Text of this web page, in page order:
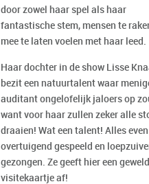
door zowel haar spel als haar
fantastische stem, mensen te
mee te laten voelen met haar leed.
Haar dochter in de show Lisse
bezit een natuurtalent waar
auditant ongelofelijk jaloers op
want voor haar zullen zeker alle
draaien! Wat een talent! Alles even
overtuigend gespeeld en
gezongen. Ze geeft hier een
visitekaartje af!